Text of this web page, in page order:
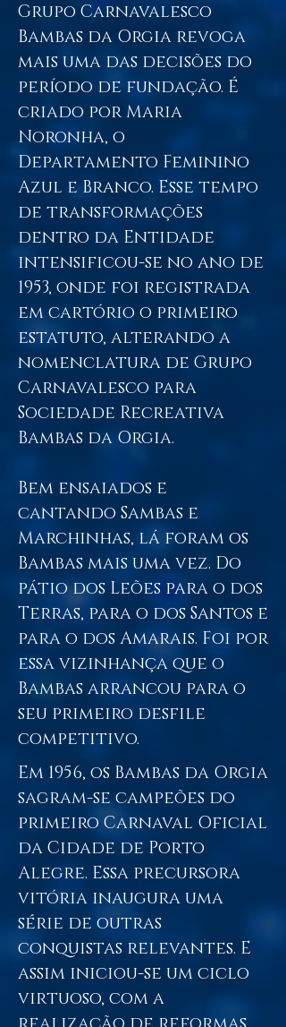
Grupo Carnavalesco
Bambas da Orgia revoga
mais uma das decisões do
período de fundação. É
criado por Maria
Noronha, o
Departamento Feminino
Azul e Branco. Esse tempo
de transformações
dentro da Entidade
intensificou-se no ano de
1953, onde foi registrada
em cartório o primeiro
estatuto, alterando a
nomenclatura de Grupo
Carnavalesco para
Sociedade Recreativa
Bambas da Orgia.
Bem ensaiados e
cantando Sambas e
Marchinhas, lá foram os
Bambas mais uma vez. Do
pátio dos Leões para o dos
Terras, para o dos Santos e
para o dos Amarais. Foi por
essa vizinhança que o
Bambas arrancou para o
seu primeiro desfile
competitivo.
Em 1956, os Bambas da Orgia
sagram-se campeões do
primeiro Carnaval Oficial
da Cidade de Porto
Alegre. Essa precursora
vitória inaugura uma
série de outras
conquistas relevantes. E
assim iniciou-se um ciclo
virtuoso, com a